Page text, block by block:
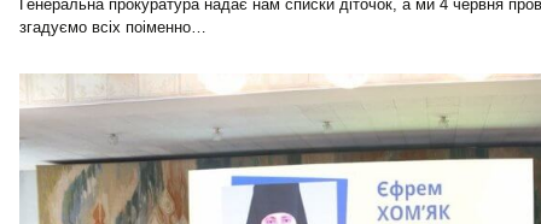
Генеральна прокуратура надає нам списки діточок, а ми 4 червня
згадуємо всіх поіменно…